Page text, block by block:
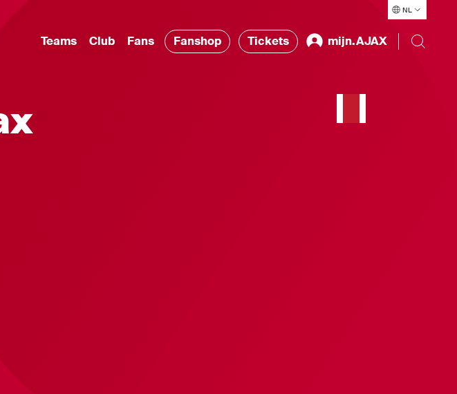
NL
Teams Club Fans Fanshop Tickets mijn.AJAX